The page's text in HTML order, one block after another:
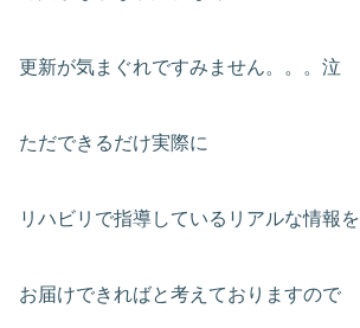
更新が気まぐれですみません。。。泣
ただできるだけ実際に
リハビリで指導しているリアルな情報を
お届けできればと考えておりますので